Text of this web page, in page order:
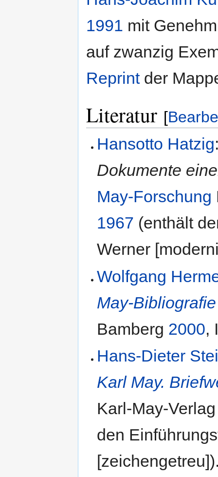
1991 mit
auf zwanzig
Reprintder
Literatur [
Hansotto Hatzig
Dokumente
May-Forschung
1967 (enthält
Werner
Wolfgang
May-
Bamberg 2000,
Hans-Dieter
Karl May.
Karl-May-
den